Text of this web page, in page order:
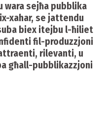
sejħa pubblika
xahar, se jattendu
biex itejbu l-ħiliet
fil-produzzjoni
rilevanti, u
għall-pubblikazzjoni